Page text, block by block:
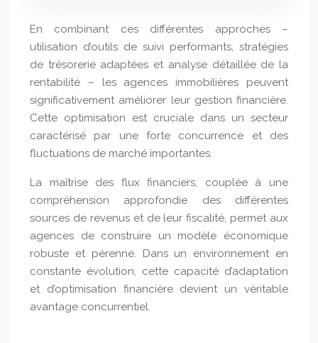
En combinant ces différentes approches –
utilisation d’outils de suivi performants, stratégies
de trésorerie adaptées et analyse détaillée de la
rentabilité – les agences immobilières peuvent
significativement améliorer leur gestion financière.
Cette optimisation est cruciale dans un secteur
caractérisé par une forte concurrence et des
fluctuations de marché importantes.
La maîtrise des flux financiers, couplée à une
compréhension approfondie des différentes
sources de revenus et de leur fiscalité, permet aux
agences de construire un modèle économique
robuste et pérenne. Dans un environnement en
constante évolution, cette capacité d’adaptation
et d’optimisation financière devient un véritable
avantage concurrentiel.